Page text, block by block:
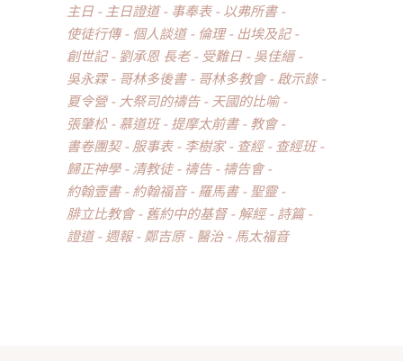
主日 主日證道 事奉表
以弗所書
使徒行傳
個人談道 倫理
出埃及記
創世記
劉承恩 長老 受難日
吳佳縉
吳永霖
哥林多後書 哥林多教會
啟示錄
夏令營
大祭司的禱告
天國的比喻
張肇松
慕道班 提摩太前書
教會
書卷團契
服事表 李樹家 查經
查經班
歸正神學
清教徒 禱告
禱告會
約翰壹書
約翰福音 羅馬書
聖靈
腓立比教會
舊約中的基督 解經
詩篇
證道
週報 鄭吉原 醫治 馬太福音